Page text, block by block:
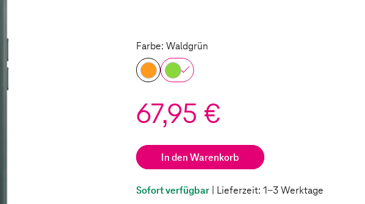
Farbe: Waldgrün
67,95 €
In den Warenkorb
Sofort verfügbar | Lieferzeit: 1-3 Werktage